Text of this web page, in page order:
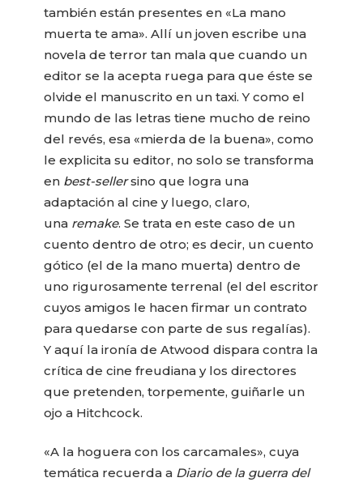
también están presentes en «La mano
muerta te ama». Allí un joven escribe una
novela de terror tan mala que cuando un
editor se la acepta ruega para que éste se
olvide el manuscrito en un taxi. Y como el
mundo de las letras tiene mucho de reino
del revés, esa «mierda de la buena», como
le explicita su editor, no solo se transforma
en best-sellersino que logra una
adaptación al cine y luego, claro,
una remake. Se trata en este caso de un
cuento dentro de otro; es decir, un cuento
gótico (el de la mano muerta) dentro de
uno rigurosamente terrenal (el del escritor
cuyos amigos le hacen firmar un contrato
para quedarse con parte de sus regalías).
Y aquí la ironía de Atwood dispara contra la
crítica de cine freudiana y los directores
que pretenden, torpemente, guiñarle un
ojo a Hitchcock.
«A la hoguera con los carcamales», cuya
temática recuerda a Diario de la guerra del